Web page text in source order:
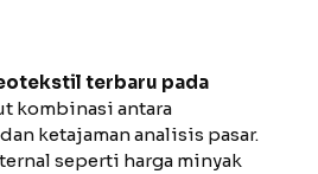
terbaru pada
kombinasi antara
ketajaman analisis pasar.
seperti harga minyak